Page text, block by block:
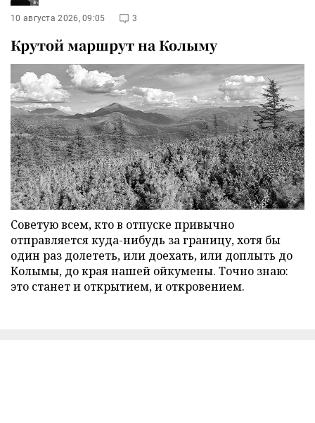
10 августа 2026, 09:05 3
Крутой маршрут на Колыму
Советую всем, кто в отпуске привычно
отправляется куда-нибудь за границу, хотя бы
один раз долететь, или доехать, или доплыть до
Колымы, до края нашей ойкумены. Точно знаю:
это станет и открытием, и откровением.